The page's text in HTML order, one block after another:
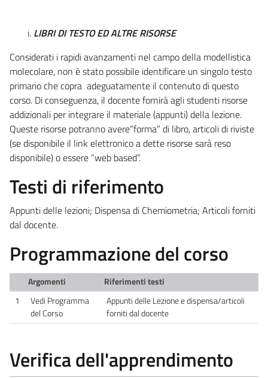
LIBRI DI TESTO ED ALTRE RISORSE
Considerati i rapidi avanzamenti nel campo della modellistica
molecolare, non è stato possibile identificare un singolo testo
primario che copra adeguatamente il contenuto di questo
corso. Di conseguenza, il docente fornirà agli studenti risorse
addizionali per integrare il materiale (appunti) della lezione.
Queste risorse potranno avere”forma” di libro, articoli di riviste
(se disponibile il link elettronico a dette risorse sarà reso
disponibile) o essere “web based”.
Testi di riferimento
Appunti delle lezioni; Dispensa di Chemiometria; Articoli forniti
dal docente.
Programmazione del corso
Argomenti
Riferimenti testi
1
Vedi Programma
del Corso
Appunti delle Lezione e dispensa/articoli
forniti dal docente
Verifica dell'apprendimento